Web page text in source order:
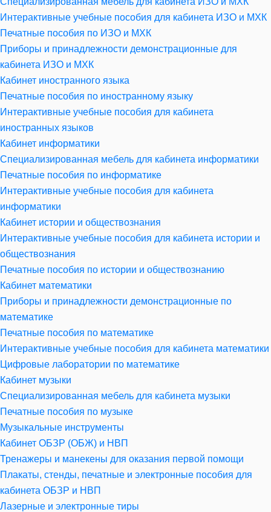
Интерактивные учебные пособия для кабинета ИЗО и МХК
Печатные пособия по ИЗО и МХК
Приборы и принадлежности демонстрационные для
кабинета ИЗО и МХК
Кабинет иностранного языка
Печатные пособия по иностранному языку
Интерактивные учебные пособия для кабинета
иностранных языков
Кабинет информатики
Специализированная мебель для кабинета информатики
Печатные пособия по информатике
Интерактивные учебные пособия для кабинета
информатики
Кабинет истории и обществознания
Интерактивные учебные пособия для кабинета истории и
обществознания
Печатные пособия по истории и обществознанию
Кабинет математики
Приборы и принадлежности демонстрационные по
математике
Печатные пособия по математике
Интерактивные учебные пособия для кабинета математики
Цифровые лаборатории по математике
Кабинет музыки
Специализированная мебель для кабинета музыки
Печатные пособия по музыке
Музыкальные инструменты
Кабинет ОБЗР (ОБЖ) и НВП
Тренажеры и манекены для оказания первой помощи
Плакаты, стенды, печатные и электронные пособия для
кабинета ОБЗР и НВП
Лазерные и электронные тиры